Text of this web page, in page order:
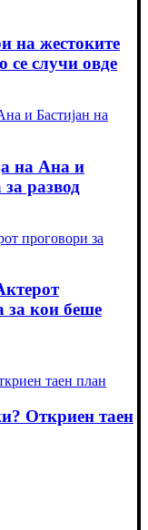
на жестоките
се случи овде
на Ана и
развод
за кои беше
Откриен таен